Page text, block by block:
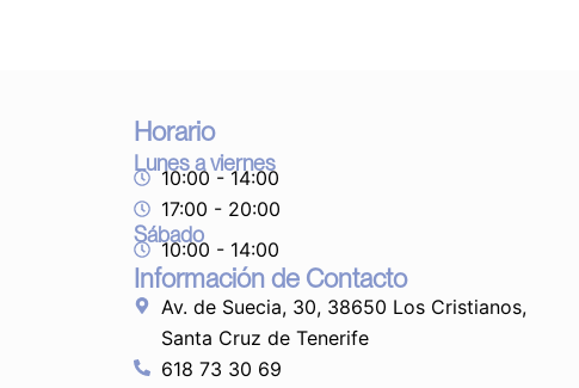
Horario
Lunes a viernes
10:00 - 14:00
17:00 - 20:00
Sábado
10:00 - 14:00
Información de Contacto
Av. de Suecia, 30, 38650 Los Cristianos,
Santa Cruz de Tenerife
618 73 30 69